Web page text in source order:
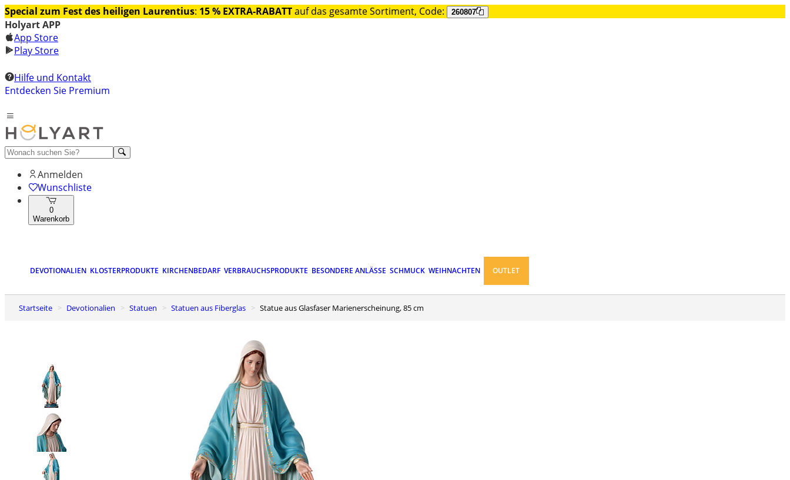
Special zum Fest des heiligen Laurentius: 15 % EXTRA-RABATTauf das gesamte Sortiment, Code: 260807
Holyart APP
App Store
Play Store
Hilfe und Kontakt
Entdecken Sie Premium
Anmelden
Wunschliste
0
Warenkorb
DEVOTIONALIEN KLOSTERPRODUKTE KIRCHENBEDARF VERBRAUCHSPRODUKTE BESONDERE ANLÄSSE SCHMUCK WEIHNACHTEN OUTLET
Startseite Devotionalien Statuen Statuen aus Fiberglas Statue aus Glasfaser Marienerscheinung, 85 cm